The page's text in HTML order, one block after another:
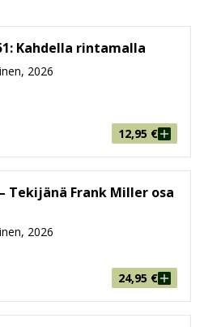
Kahdella rintamalla
2026
12,95 €
Tekijänä Frank Miller osa
2026
24,95 €